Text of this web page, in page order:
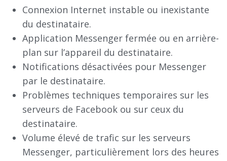
Connexion Internet instable ou inexistante
du destinataire.
Application Messenger fermée ou en arrière-
plan sur l’appareil du destinataire.
Notifications désactivées pour Messenger
par le destinataire.
Problèmes techniques temporaires sur les
serveurs de Facebook ou sur ceux du
destinataire.
Volume élevé de trafic sur les serveurs
Messenger, particulièrement lors des heures